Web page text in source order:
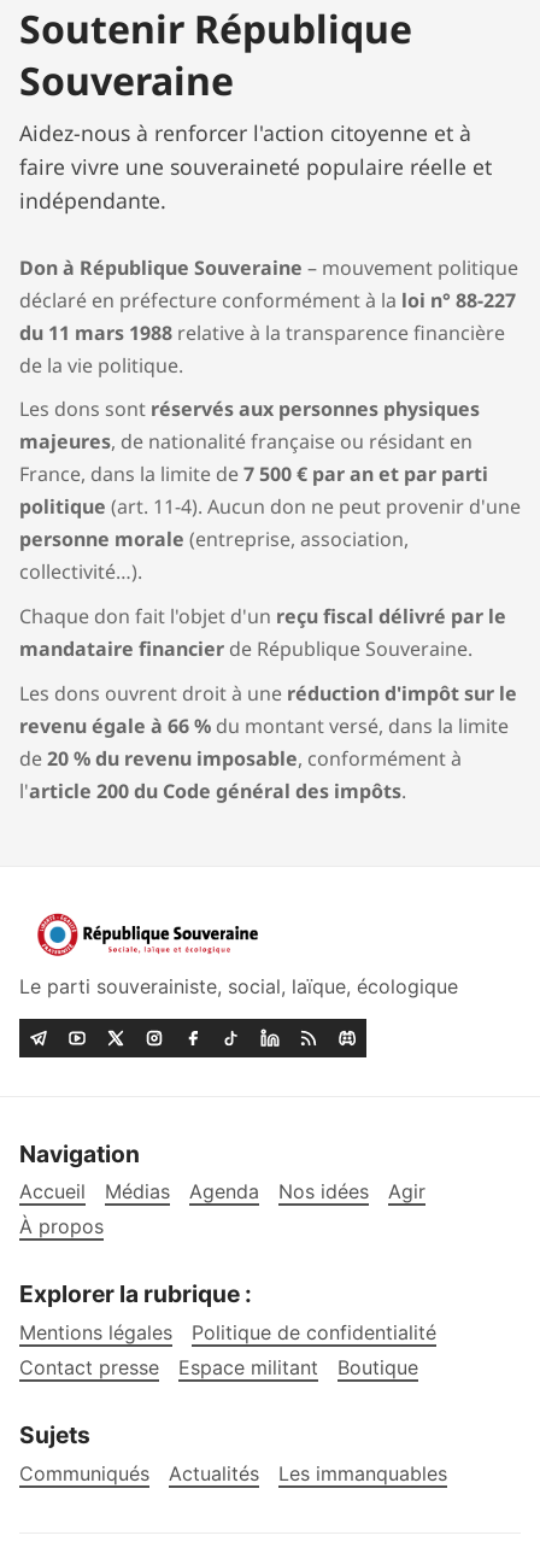
Soutenir République
Souveraine
Aidez-nous à renforcer l'action citoyenne et à
faire vivre une souveraineté populaire réelle et
indépendante.
Don à République Souveraine – mouvement politique
déclaré en préfecture conformément à la loi n° 88-227
du 11 mars 1988 relative à la transparence financière
de la vie politique.
Les dons sont réservés aux personnes physiques
majeures, de nationalité française ou résidant en
France, dans la limite de7 500 € par an et par parti
politique (art. 11-4). Aucun don ne peut provenir d'une
personne morale (entreprise, association,
collectivité…).
Chaque don fait l'objet d'un reçu fiscal délivré par le
mandataire financier de République Souveraine.
Les dons ouvrent droit à une réduction d'impôt sur le
revenu égale à 66 % du montant versé, dans la limite
de20 % du revenu imposable, conformément à
l'article 200 du Code général des impôts.
Le parti souverainiste, social, laïque, écologique
Navigation
Accueil Médias Agenda Nos idées
Agir
À propos
Explorer la rubrique :
Mentions légales
Politique de confidentialité
Contact presse
Espace militant Boutique
Sujets
Communiqués Actualités Les immanquables